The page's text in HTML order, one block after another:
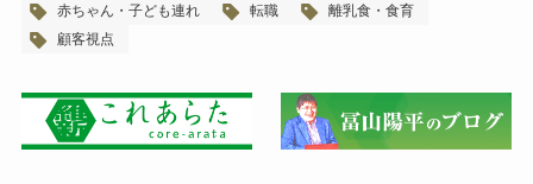
赤ちゃん・子ども連れ
転職
離乳食・食育
顧客視点